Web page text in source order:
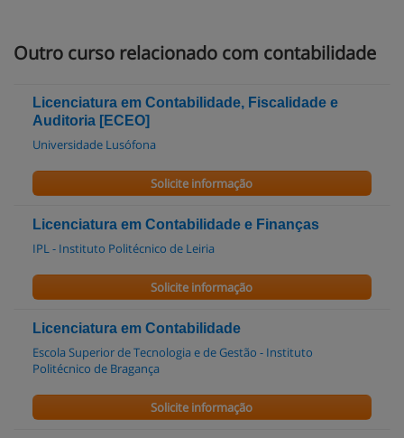
Outro curso relacionado com contabilidade
Licenciatura em Contabilidade, Fiscalidade e
Auditoria [ECEO]
Universidade Lusófona
Solicite informação
Licenciatura em Contabilidade e Finanças
IPL - Instituto Politécnico de Leiria
Solicite informação
Licenciatura em Contabilidade
Escola Superior de Tecnologia e de Gestão - Instituto
Politécnico de Bragança
Solicite informação